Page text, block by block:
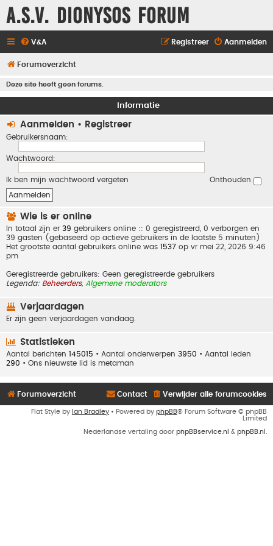
A.S.V. Dionysos Forum
V&A Aanmelden
Registreer
Forumoverzicht
Deze site heeft geen forums.
Informatie
Aanmelden • Registreer
Gebruikersnaam:
Wachtwoord:
Ik ben mijn wachtwoord vergeten Onthouden
Wie is er online
In totaal zijn er 39 gebruikers online :: 0 geregistreerd, 0 verborgen en
39 gasten (gebaseerd op actieve gebruikers in de laatste 5 minuten)
Het grootste aantal gebruikers online was 1537 op vr mei 22, 2026 9:46
pm
Geregistreerde gebruikers: Geen geregistreerde gebruikers
Legenda: Beheerders, Algemene moderators
Verjaardagen
Er zijn geen verjaardagen vandaag.
Statistieken
Aantal berichten 145015 • Aantal onderwerpen 3950 • Aantal leden
290 • Ons nieuwste lid is metaman
Forumoverzicht Verwijder alle forumcookies
Contact
Flat Style by Ian Bradley • Powered by phpBB® Forum Software © phpBB
Limited
Nederlandse vertaling door phpBBservice.nl & phpBB.nl